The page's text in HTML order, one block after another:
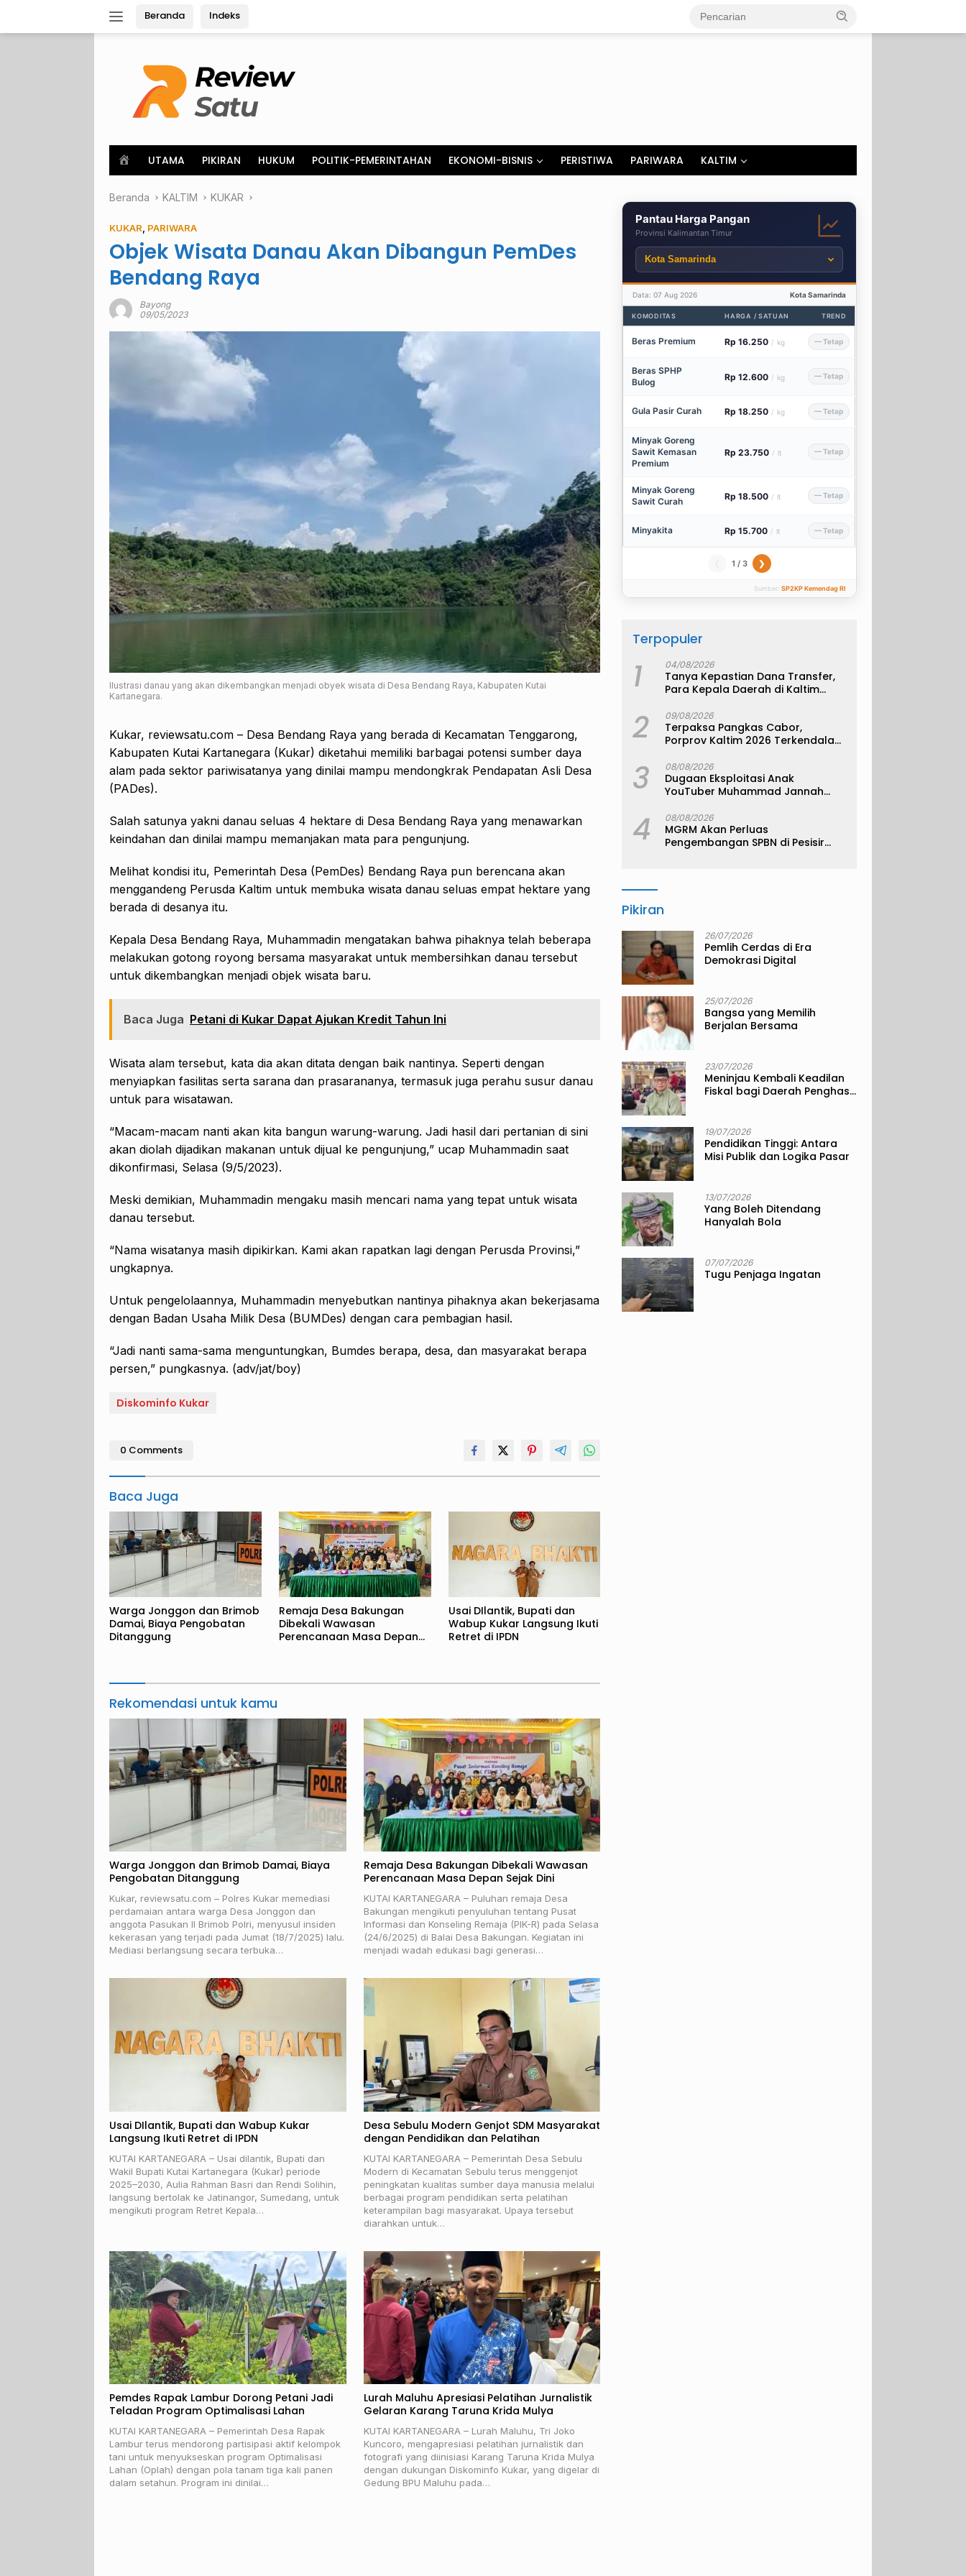
Beranda Indeks
o
e
UTAMA PIKIRAN HUKUM POLITIK-PEMERINTAHAN EKONOMI-BISNIS PERISTIWA PARIWARA KALTIM
Beranda KALTIM KUKAR
KUKAR PARIWARA
Objek Wisata Danau Akan Dibangun PemDes
Bendang Raya
Bayong
09/05/2023
Ilustrasi danau yang akan dikembangkan menjadi obyek wisata di Desa Bendang Raya, Kabupaten Kutai
Kartanegara.
Kukar, reviewsatu.com – Desa Bendang Raya yang berada di Kecamatan Tenggarong,
Kabupaten Kutai Kartanegara (Kukar) diketahui memiliki barbagai potensi sumber daya
alam pada sektor pariwisatanya yang dinilai mampu mendongkrak Pendapatan Asli Desa
(PADes).
Salah satunya yakni danau seluas 4 hektare di Desa Bendang Raya yang menawarkan
keindahan dan dinilai mampu memanjakan mata para pengunjung.
Melihat kondisi itu, Pemerintah Desa (PemDes) Bendang Raya pun berencana akan
menggandeng Perusda Kaltim untuk membuka wisata danau seluas empat hektare yang
berada di desanya itu.
Kepala Desa Bendang Raya, Muhammadin mengatakan bahwa pihaknya telah beberapa
melakukan gotong royong bersama masyarakat untuk membersihkan danau tersebut
untuk dikembangkan menjadi objek wisata baru.
Baca Juga Petani di Kukar Dapat Ajukan Kredit Tahun Ini
Wisata alam tersebut, kata dia akan ditata dengan baik nantinya. Seperti dengan
menyiapkan fasilitas serta sarana dan prasarananya, termasuk juga perahu susur danau
untuk para wisatawan.
“Macam-macam nanti akan kita bangun warung-warung. Jadi hasil dari pertanian di sini
akan diolah dijadikan makanan untuk dijual ke pengunjung,” ucap Muhammadin saat
dikonfirmasi, Selasa (9/5/2023).
Meski demikian, Muhammadin mengaku masih mencari nama yang tepat untuk wisata
danau tersebut.
“Nama wisatanya masih dipikirkan. Kami akan rapatkan lagi dengan Perusda Provinsi,”
ungkapnya.
Untuk pengelolaannya, Muhammadin menyebutkan nantinya pihaknya akan bekerjasama
dengan Badan Usaha Milik Desa (BUMDes) dengan cara pembagian hasil.
“Jadi nanti sama-sama menguntungkan, Bumdes berapa, desa, dan masyarakat berapa
persen,” pungkasnya. (adv/jat/boy)
Diskominfo Kukar
0 Comments
Baca Juga
Warga Jonggon dan Brimob
Damai, Biaya Pengobatan
Ditanggung
Remaja Desa Bakungan
Dibekali Wawasan
Perencanaan Masa Depan
Usai DIlantik, Bupati dan
Wabup Kukar Langsung Ikuti
Retret di IPDN
Rekomendasi untuk kamu
Warga Jonggon dan Brimob Damai, Biaya
Pengobatan Ditanggung
Kukar, reviewsatu.com – Polres Kukar memediasi
perdamaian antara warga Desa Jonggon dan
anggota Pasukan II Brimob Polri, menyusul insiden
kekerasan yang terjadi pada Jumat (18/7/2025) lalu.
Mediasi berlangsung secara terbuka…
Remaja Desa Bakungan Dibekali Wawasan
Perencanaan Masa Depan Sejak Dini
KUTAI KARTANEGARA – Puluhan remaja Desa
Bakungan mengikuti penyuluhan tentang Pusat
Informasi dan Konseling Remaja (PIK-R) pada Selasa
(24/6/2025) di Balai Desa Bakungan. Kegiatan ini
menjadi wadah edukasi bagi generasi…
Usai DIlantik, Bupati dan Wabup Kukar
Langsung Ikuti Retret di IPDN
KUTAI KARTANEGARA – Usai dilantik, Bupati dan
Wakil Bupati Kutai Kartanegara (Kukar) periode
2025–2030, Aulia Rahman Basri dan Rendi Solihin,
langsung bertolak ke Jatinangor, Sumedang, untuk
mengikuti program Retret Kepala…
Desa Sebulu Modern Genjot SDM Masyarakat
dengan Pendidikan dan Pelatihan
KUTAI KARTANEGARA – Pemerintah Desa Sebulu
Modern di Kecamatan Sebulu terus menggenjot
peningkatan kualitas sumber daya manusia melalui
berbagai program pendidikan serta pelatihan
keterampilan bagi masyarakat. Upaya tersebut
diarahkan untuk…
Pemdes Rapak Lambur Dorong Petani Jadi
Teladan Program Optimalisasi Lahan
KUTAI KARTANEGARA – Pemerintah Desa Rapak
Lambur terus mendorong partisipasi aktif kelompok
tani untuk menyukseskan program Optimalisasi
Lahan (Oplah) dengan pola tanam tiga kali panen
dalam setahun. Program ini dinilai…
Lurah Maluhu Apresiasi Pelatihan Jurnalistik
Gelaran Karang Taruna Krida Mulya
KUTAI KARTANEGARA – Lurah Maluhu, Tri Joko
Kuncoro, mengapresiasi pelatihan jurnalistik dan
fotografi yang diinisiasi Karang Taruna Krida Mulya
dengan dukungan Diskominfo Kukar, yang digelar di
Gedung BPU Maluhu pada…
Pantau Harga Pangan
Provinsi Kalimantan Timur
Data: 07 Aug 2026 Kota Samarinda
KOMODITAS HARGA / SATUAN TREND
Beras Premium Rp 16.250 / kg — Tetap
Beras SPHP
Bulog
Rp 12.600 / kg — Tetap
Gula Pasir Curah Rp 18.250 / kg — Tetap
Minyak Goreng
Sawit Kemasan
Premium
Rp 23.750 / lt — Tetap
Minyak Goreng
Sawit Curah
Rp 18.500 / lt — Tetap
Minyakita Rp 15.700 / lt — Tetap
1 / 3 ❯
Sumber: SP2KP Kemendag RI
Terpopuler
1 04/08/2026
Tanya Kepastian Dana Transfer,
Para Kepala Daerah di Kaltim
2 09/08/2026
Terpaksa Pangkas Cabor,
Porprov Kaltim 2026 Terkendala
3 08/08/2026
Dugaan Eksploitasi Anak
YouTuber Muhammad Jannah
4 08/08/2026
MGRM Akan Perluas
Pengembangan SPBN di Pesisir
Pikiran
26/07/2026
Pemlih Cerdas di Era
Demokrasi Digital
25/07/2026
Bangsa yang Memilih
Berjalan Bersama
23/07/2026
Meninjau Kembali Keadilan
Fiskal bagi Daerah Penghasil
19/07/2026
Pendidikan Tinggi: Antara
Misi Publik dan Logika Pasar
13/07/2026
Yang Boleh Ditendang
Hanyalah Bola
07/07/2026
Tugu Penjaga Ingatan